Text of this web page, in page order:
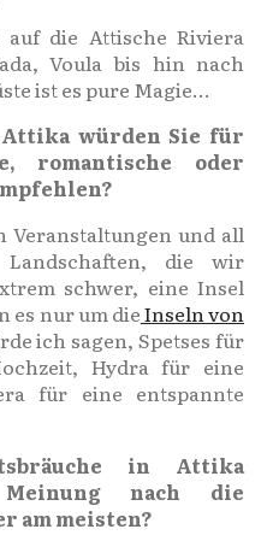
die Attische Riviera
Voula bis hin nach
ist es pure Magie…
würden Sie für
romantische oder
Veranstaltungen und all
Landschaften, die wir
schwer, eine Insel
es nur um dieInseln von
ich sagen, Spetses für
Hydra für eine
für eine entspannte
in Attika
nach die
am meisten?